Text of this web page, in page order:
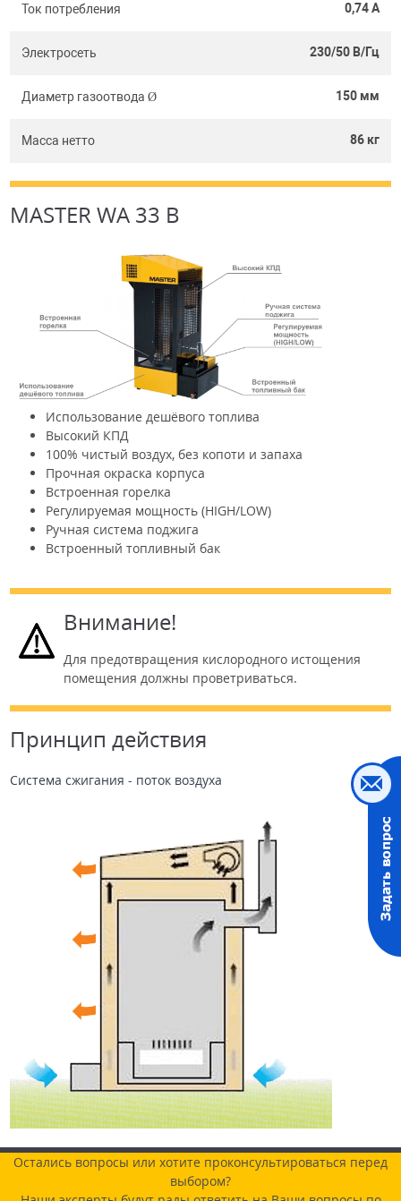
Ток потребления 0,74 A
Электросеть 230/50 В/Гц
Диаметр газоотвода Ø 150 мм
Масса нетто 86 кг
MASTER WA 33 B
Использование дешёвого топлива
Высокий КПД
100% чистый воздух, без копоти и запаха
Прочная окраска корпуса
Встроенная горелка
Регулируемая мощность (HIGH/LOW)
Ручная система поджига
Встроенный топливный бак
Внимание!
Для предотвращения кислородного истощения
помещения должны проветриваться.
Принцип действия
Система сжигания - поток воздуха
Остались вопросы или хотите проконсультироваться перед
выбором?